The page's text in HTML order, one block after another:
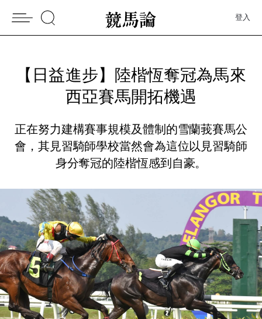
登入
【日益進步】陸楷恆奪冠為馬來
西亞賽馬開拓機遇
正在努力建構賽事規模及體制的雪蘭莪賽馬公
會，其見習騎師學校當然會為這位以見習騎師
身分奪冠的陸楷恆感到自豪。